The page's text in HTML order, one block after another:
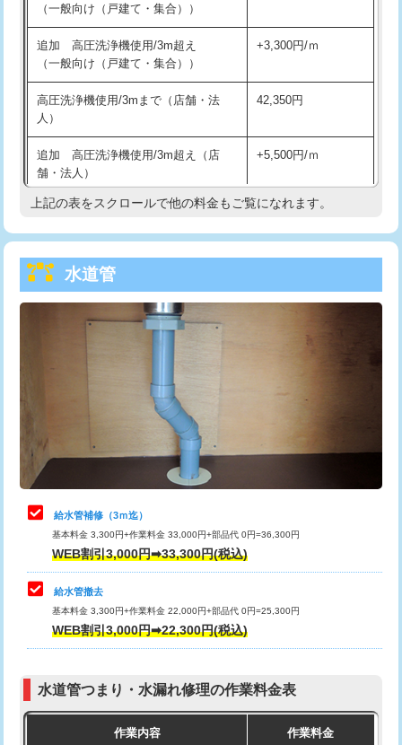
給水管工事※（支持金具設置)
給水管工事※（保温材使用（バンド止
め込み）)
5,500円
給水管工事※（土の掘削・埋め戻し作
業)
11,000円
給水管工事※（塩ビ管（VP・HI）使
用/3ｍまで)
33,000円
給水管工事※（塩ビ管（VP・HI）使
+8,800円
給水管工事※（ライニング鋼管・銅
管・ポリ管・HT管使用/3ｍまで)
給水管工事※（ライニング鋼管・銅
管・ポリ管・HT管使用/3ｍ超え)
排水管工事（土の掘削・埋め戻し作
11,000円~
排水管工事（排水管工事/3ｍまで） 55,000円
排水管工事（追加 排水管工事/3ｍ超
マス交換（土の掘削・埋め戻し作業）
マス交換（深さ50㎝未満）
マス交換（深さ50㎝以上）
コンクリート斫り（厚さ10㎝まで）
（一般向け（戸建て・集合））
追加 高圧洗浄機使用/3m超え
（一般向け（戸建て・集合））
+3,300円/ｍ
高圧洗浄機使用/3mまで（店舗・法
人）
42,350円
追加 高圧洗浄機使用/3m超え（店
舗・法人）
+5,500円/ｍ
高度高圧洗浄換 現地調査
トーラー機使用/3mまで
追加トーラー機使用/3m超え
33,000円
8,800円
止水・漏水調査・防水処理・清掃・修
理・調整・分解・加工など（軽作業）
11,000円
止水・漏水調査・防水処理・清掃・修
理・調整・分解・加工など（中作業）
止水・漏水調査・防水処理・清掃・修
理・調整・分解・加工など（重作業）
33,000円
その他部品の脱着
交換・取付（タンク）
式）)
式・ワンホール）)
上記の表をスクロールで他の料金もご覧になれます。
水道管
給水管補修（3ｍ迄）
基本料金 3,300円+作業料金 33,000円+部品代 0円=36,300円
WEB割引3,000円➡33,300円(税込)
給水管撤去
基本料金 3,300円+作業料金 22,000円+部品代 0円=25,300円
WEB割引3,000円➡22,300円(税込)
水道管つまり・水漏れ修理の作業料金表
作業内容 作業料金